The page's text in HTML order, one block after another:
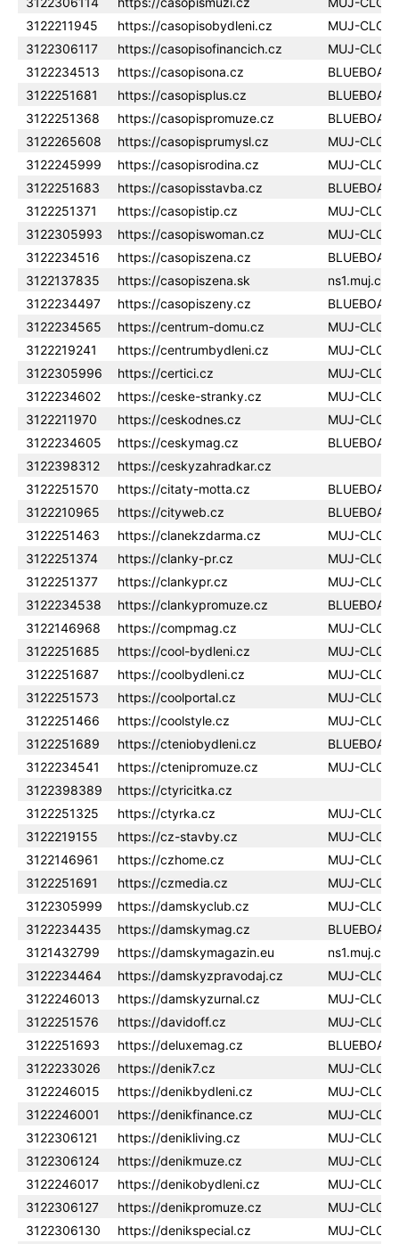
3122211945
https://casopisobydleni.cz
MUJ-
3122306117
https://casopisofinancich.cz
MUJ-
3122234513
https://casopisona.cz
3122251681
https://casopisplus.cz
3122251368
https://casopispromuze.cz
3122265608
https://casopisprumysl.cz
MUJ-
3122245999
https://casopisrodina.cz
MUJ-
3122251683
https://casopisstavba.cz
3122251371
https://casopistip.cz
MUJ-
3122305993
https://casopiswoman.cz
MUJ-
3122234516
https://casopiszena.cz
3122137835
https://casopiszena.sk
3122234497
https://casopiszeny.cz
3122234565
https://centrum-domu.cz
MUJ-
3122219241
https://centrumbydleni.cz
MUJ-
3122305996
https://certici.cz
MUJ-
3122234602
https://ceske-stranky.cz
MUJ-
3122211970
https://ceskodnes.cz
MUJ-
3122234605
https://ceskymag.cz
3122398312
https://ceskyzahradkar.cz
3122251570
https://citaty-motta.cz
3122210965
https://cityweb.cz
3122251463
https://clanekzdarma.cz
MUJ-
3122251374
https://clanky-pr.cz
MUJ-
3122251377
https://clankypr.cz
MUJ-
3122234538
https://clankypromuze.cz
3122146968
https://compmag.cz
MUJ-
3122251685
https://cool-bydleni.cz
MUJ-
3122251687
https://coolbydleni.cz
MUJ-
3122251573
https://coolportal.cz
MUJ-
3122251466
https://coolstyle.cz
MUJ-
3122251689
https://cteniobydleni.cz
3122234541
https://ctenipromuze.cz
MUJ-
3122398389
https://ctyricitka.cz
3122251325
https://ctyrka.cz
MUJ-
3122219155
https://cz-stavby.cz
MUJ-
3122146961
https://czhome.cz
MUJ-
3122251691
https://czmedia.cz
MUJ-
3122305999
https://damskyclub.cz
MUJ-
3122234435
https://damskymag.cz
3121432799
https://damskymagazin.eu
3122234464
https://damskyzpravodaj.cz
MUJ-
3122246013
https://damskyzurnal.cz
MUJ-
3122251576
https://davidoff.cz
MUJ-
3122251693
https://deluxemag.cz
3122233026
https://denik7.cz
MUJ-
3122246015
https://denikbydleni.cz
MUJ-
3122246001
https://denikfinance.cz
MUJ-
3122306121
https://denikliving.cz
MUJ-
3122306124
https://denikmuze.cz
MUJ-
3122246017
https://denikobydleni.cz
MUJ-
3122306127
https://denikpromuze.cz
MUJ-
3122306130
https://denikspecial.cz
MUJ-